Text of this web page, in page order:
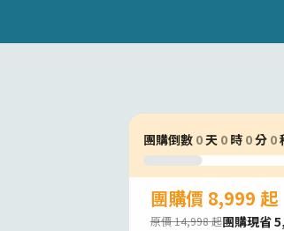
團購倒數 0天 0時 0分 0
團購價 8,999 起
原價 14,998 起團購現省